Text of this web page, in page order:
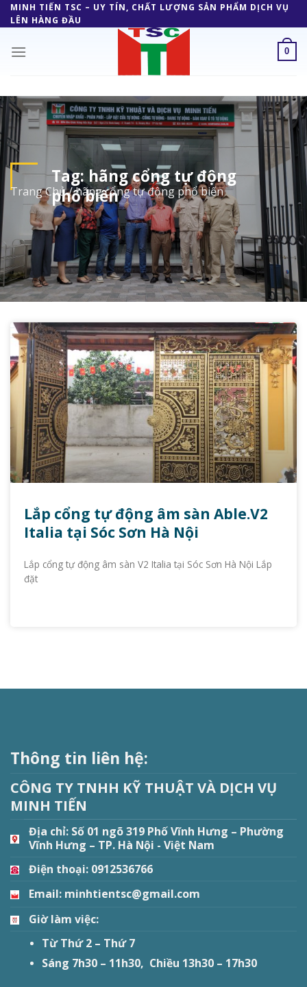
Skip
to
MINH TIẾN TSC – UY TÍN, CHẤT LƯỢNG SẢN PHẨM DỊCH VỤ
LÊN HÀNG ĐẦU
0
Tag: hãng cổng tự động
phổ biến
Trang Chủ/hãng cổng tự động phổ biến
Lắp cổng tự động âm sàn Able.V2
Italia tại Sóc Sơn Hà Nội
Lắp cổng tự động âm sàn V2 Italia tại Sóc Sơn Hà Nội Lắp
đặt
Thông tin liên hệ:
CÔNG TY TNHH KỸ THUẬT VÀ DỊCH VỤ
MINH TIẾN
Địa chỉ: Số 01 ngõ 319 Phố Vĩnh Hưng – Phường
Vĩnh Hưng – TP. Hà Nội - Việt Nam
Điện thoại: 0912536766
Email: minhtientsc@gmail.com
Giờ làm việc:
Từ Thứ 2 – Thứ 7
Sáng 7h30 – 11h30, Chiều 13h30 – 17h30